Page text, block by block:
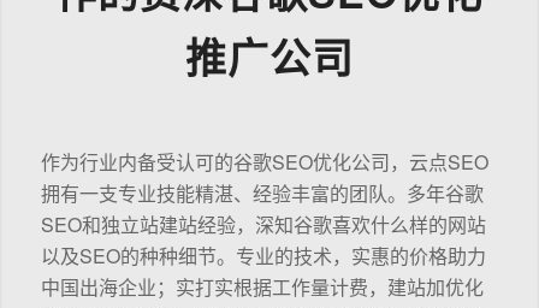
推广公司
作为行业内备受认可的谷歌SEO优化公司，云点SEO
拥有一支专业技能精湛、经验丰富的团队。多年谷歌
SEO和独立站建站经验，深知谷歌喜欢什么样的网站
以及SEO的种种细节。专业的技术，实惠的价格助力
中国出海企业；实打实根据工作量计费，建站加优化